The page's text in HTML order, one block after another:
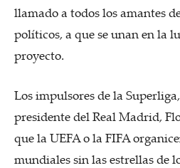
llamado a todos los amantes
políticos, a que se unan en la
proyecto.
Los impulsores de la
presidente del Real Madrid,
que la UEFA o la FIFA
mundiales sin las estrellas de